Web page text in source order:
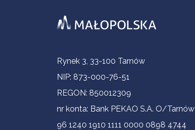
Informacje kontaktowe
Rynek 3, 33-100 Tarnów
NIP: 873-000-76-51
REGON: 850012309
nr konta: Bank PEKAO S.A. O/Tarnów
96 1240 1910 1111 0000 0898 4744